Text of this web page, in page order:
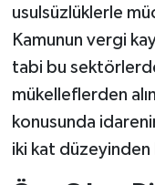
usulsüzlüklerle
Kamunun vergi
tabi bu
mükelleflerden
konusunda
iki kat düzeyinden